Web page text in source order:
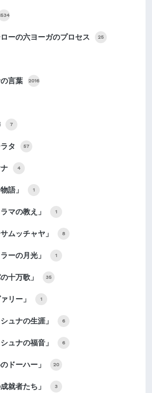
ーの六ヨーガのプロセス 25
言葉 2016
7
タ 57
4
語」 1
マの教え」 1
ムッチャヤ」 8
ーの月光」 1
十万歌」 35
リー」 1
ュナの生涯」 6
ュナの福音」 6
ドーハー」 20
就者たち」 3